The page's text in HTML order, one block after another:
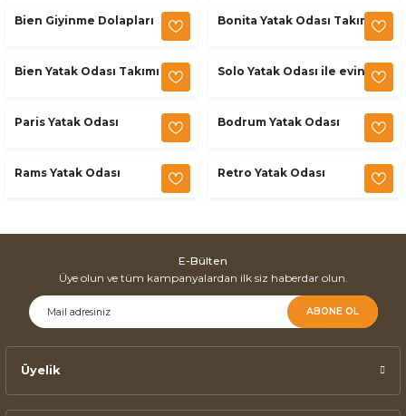
Bien Giyinme Dolapları Bonita Yatak Odası Takımı
Bien Yatak Odası Takımı
Solo Yatak Odası ile evinize
ve aynalı dolabıyla modern
ve konforlu tasarım şimdi
Paris Yatak Odası Bodrum Yatak Odası
Rams Yatak Odası Retro Yatak Odası
E-Bülten
Üye olun ve tüm kampanyalardan ilk siz haberdar olun.
ABONE OL
Üyelik